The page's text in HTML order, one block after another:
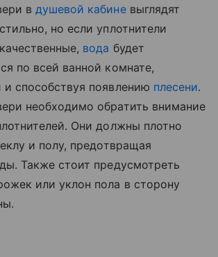
в душевой кабиневыглядят
но если уплотнители
вода будет
по всей ванной комнате,
и способствуя появлению плесени.
необходимо обратить внимание
Они должны плотно
и полу, предотвращая
Также стоит предусмотреть
или уклон пола в сторону